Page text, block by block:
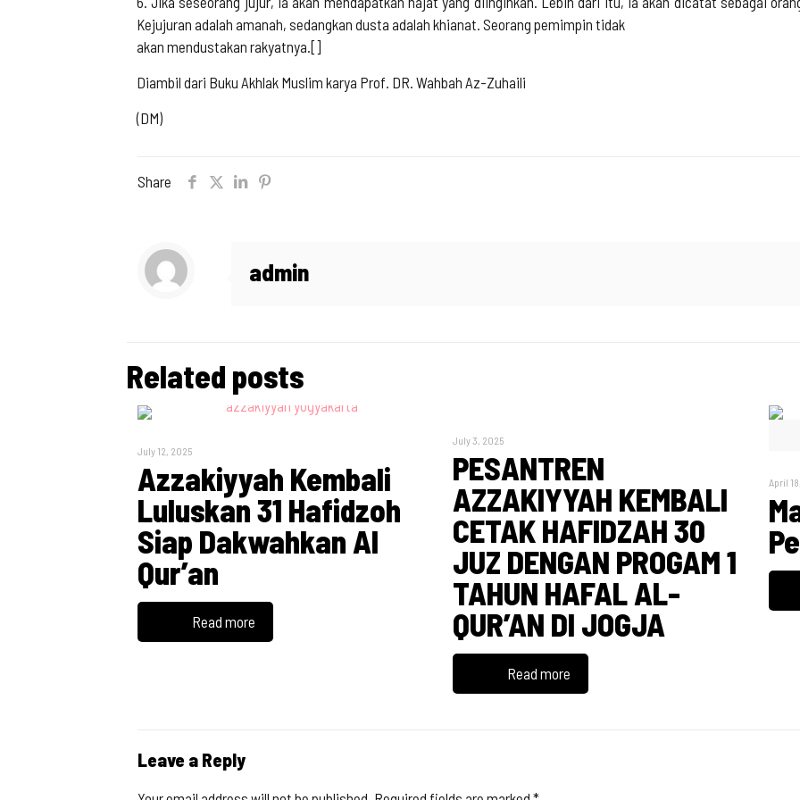
Kejujuran adalah amanah, sedangkan dusta adalah khianat. Seorang pemimpin tidak
akan mendustakan rakyatnya.[]
Diambil dari Buku Akhlak Muslim karya Prof. DR. Wahbah Az-Zuhaili
(DM)
Share
admin
Related posts
July 12, 2025
Azzakiyyah Kembali
Luluskan 31 Hafidzoh
Siap Dakwahkan Al
Qur’an
Read more
July 3, 2025
PESANTREN
AZZAKIYYAH KEMBALI
CETAK HAFIDZAH 30
JUZ DENGAN PROGAM 1
TAHUN HAFAL AL-
QUR’AN DI JOGJA
Read more
April
Leave a Reply